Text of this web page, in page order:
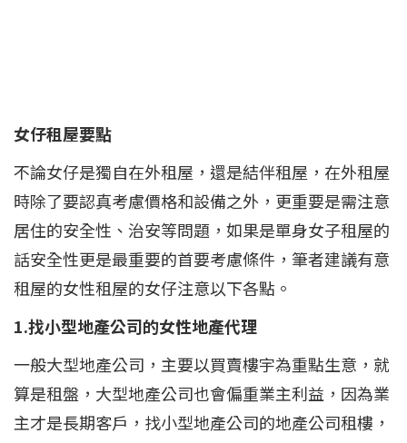
女仔租屋要點
不論女仔是獨自在外租屋，還是結伴租屋，在外租屋
時除了要認真考慮價格和設備之外，更重要是需注意
居住的安全性、治安等問題，如果是單身女子租屋的
話安全性更是最重要的首要考慮條件，筆者建議有意
租屋的女性租屋的女仔注意以下各點。
1.找小型地產公司的女性地產代理
一般大型地產公司，主要以買賣樓宇為重點生意，就
算是租盤，大型地產公司也會偏重業主利益，因為業
主才是長期客戶，找小型地產公司的地產公司租樓，